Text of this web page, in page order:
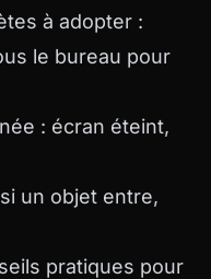
à adopter :
le bureau pour
: écran éteint,
un objet entre,
pratiques pour